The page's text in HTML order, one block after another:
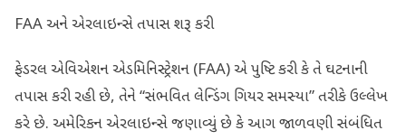
FAA અને એરલાઇન્સે તપાસ શરૂ કરી
ફેડરલ એવિએશન એડમિનિસ્ટ્રેશન (FAA) એ પુષ્ટિ કરી કે તે ઘટનાની
તપાસ કરી રહી છે, તેને “સંભવિત લેન્ડિંગ ગિયર સમસ્યા” તરીકે ઉલ્લેખ
કરે છે. અમેરિકન એરલાઇન્સે જણાવ્યું છે કે આગ જાળવણી સંબંધિત